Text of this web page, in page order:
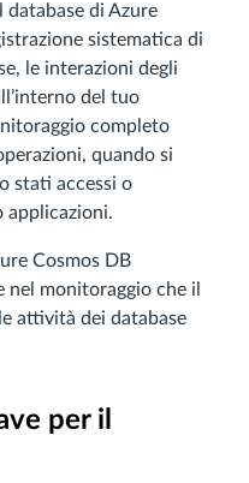
database di Azure
sistematica di
le interazioni degli
del tuo
completo
quando si
stati accessi o
applicazioni.
Cosmos DB
monitoraggio che il
attività dei database
per il